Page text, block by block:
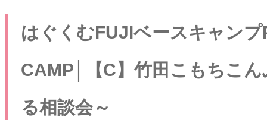
はぐくむFUJIベースキャン
CAMP│【C】竹田こもちこ
る相談会～